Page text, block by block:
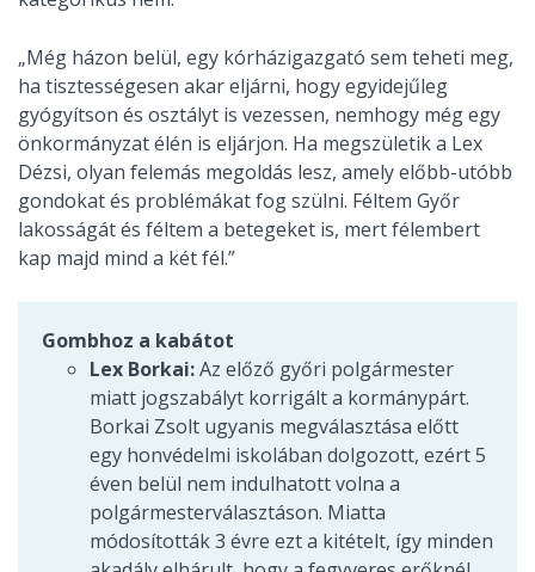
„Még házon belül, egy kórházigazgató sem teheti meg,
ha tisztességesen akar eljárni, hogy egyidejűleg
gyógyítson és osztályt is vezessen, nemhogy még egy
önkormányzat élén is eljárjon. Ha megszületik a Lex
Dézsi, olyan felemás megoldás lesz, amely előbb-utóbb
gondokat és problémákat fog szülni. Féltem Győr
lakosságát és féltem a betegeket is, mert félembert
kap majd mind a két fél.”
Gombhoz a kabátot
Lex Borkai:Az előző győri polgármester
miatt jogszabályt korrigált a kormánypárt.
Borkai Zsolt ugyanis megválasztása előtt
egy honvédelmi iskolában dolgozott, ezért 5
éven belül nem indulhatott volna a
polgármesterválasztáson. Miatta
módosították 3 évre ezt a kitételt, így minden